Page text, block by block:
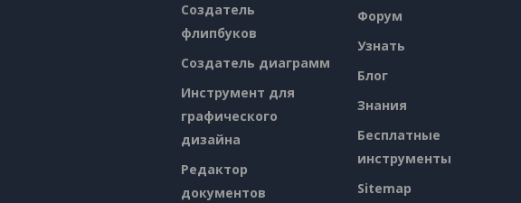
Создатель
флипбуков
Создатель диаграмм
Инструмент для
графического
дизайна
Редактор
документов
Форум
Узнать
Блог
Знания
Бесплатные
инструменты
Sitemap